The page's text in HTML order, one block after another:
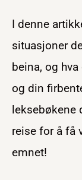
I denne
situasjoner
beina, og
og din
leksebøkene
reise for å få
emnet!